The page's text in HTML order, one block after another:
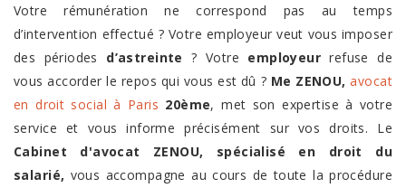
Votre rémunération ne correspond pas au temps
d’intervention effectué ? Votre employeur veut vous imposer
des périodes d’astreinte ? Votre employeur refuse de
vous accorder le repos qui vous est dû ? Me ZENOU,avocat
en droit social à Paris 20ème, met son expertise à votre
service et vous informe précisément sur vos droits. Le
Cabinet d'avocat ZENOU, spécialisé en droit du
salarié, vous accompagne au cours de toute la procédure